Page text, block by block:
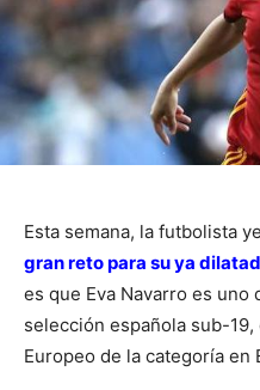
Esta semana, la futbolista
gran reto para su ya
es que Eva Navarro es uno
selección española sub-
Europeo de la categoría en